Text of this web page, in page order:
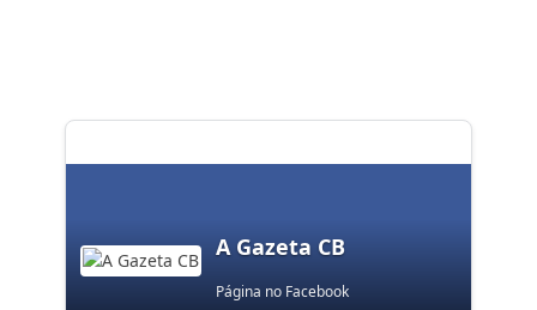
A Gazeta CB
Página no Facebook